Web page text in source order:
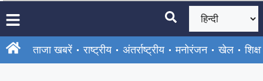
ताजा खबरें राष्ट्रीय अंतर्राष्ट्रीय मनोरंजन खेल शिक्षा